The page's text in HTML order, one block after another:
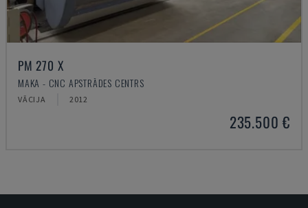
PM 270 X
MAKA - CNC APSTRĀDES CENTRS
VĀCIJA 2012
235.500 €